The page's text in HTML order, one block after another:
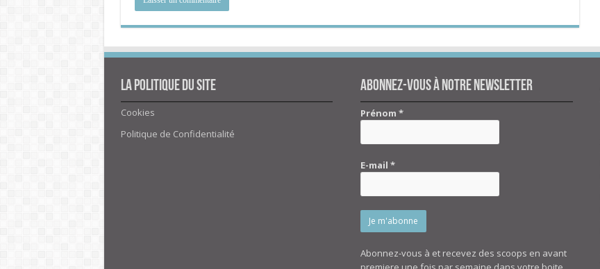
La politique du site
Cookies
Politique de Confidentialité
Abonnez-vous à notre newsletter
Prénom*
E-mail*
Abonnez-vous à et recevez des scoops en avant